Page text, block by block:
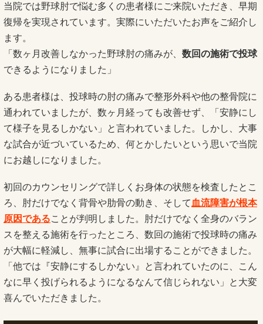
当院では野球肘で悩む多くの患者様にご来院いただき、早期
復帰を実現されています。実際にいただいたお声をご紹介し
ます。
「数ヶ月改善しなかった野球肘の痛みが、 数回の施術で投球
できるようになりました」
ある患者様は、投球時の肘の痛みで整形外科や他の整骨院に
通われていましたが、数ヶ月経っても改善せず、「安静にし
て様子を見るしかない」と言われていました。しかし、大事
な試合が近づいているため、何とかしたいという思いで当院
にお越しになりました。
初回のカウンセリングで詳しくお身体の状態を検査したとこ
ろ、肘だけでなく背骨や肋骨の動き、そして 血流障害が根本
原因であることが判明しました。肘だけでなく全身のバラン
スを整える施術を行ったところ、数回の施術で投球時の痛み
が大幅に軽減し、無事に試合に出場することができました。
「他では『安静にするしかない』と言われていたのに、こん
なに早く投げられるようになるなんて信じられない」と大変
喜んでいただきました。